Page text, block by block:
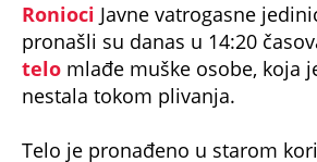
Ronioci Javne vatrogasne
pronašli su danas u 14:20
telo mlađe muške osobe, koja
nestala tokom plivanja.
Telo je pronađeno u starom